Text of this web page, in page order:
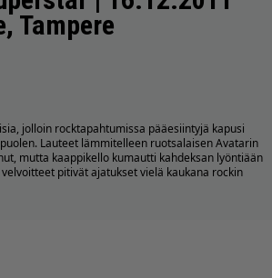
Tampere
jolloin rocktapahtumissa pääesiintyjä kapusi
Lauteet lämmitelleen ruotsalaisen Avatarin
mutta kaappikello kumautti kahdeksan lyöntiään
pitivät ajatukset vielä kaukana rockin